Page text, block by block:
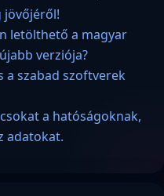
jövőjéről!
letölthető a magyar
verziója?
a szabad szoftverek
a hatóságoknak,
adatokat.